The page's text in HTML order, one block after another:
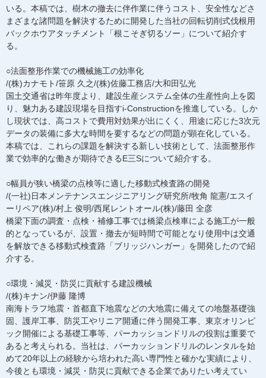
いる。本稿では、樹木の撤去に伴作業に伴うコスト、安全性などさ
まざまな諸問題を解決するために開発した当社の回転切削式伐根用
バックホウアタッチメント「根こそぎ切るソー」について紹介す
る。
○法面整形作業での機械施工の効率化
/(株)カナモト/笹原 久之/(株)佐藤工務店/大和田弘光
国土交通省は昨年度より、建設生産システム全体の生産性向上を図
り、魅力ある建設現場を目指すi-Constructionを推進している。しか
し現状では、高コストで費用対効果が出にくく、用途に応じた3次元
データの装備に多大な時間を要するなどの問題が顕在化している。
本稿では、これらの課題を解決する新しい技術として、法面整形作
業で効率的な働きが期待できるE三Sについて紹介する。
○幅員が狭い橋梁の点検等に適した移動式検査路の開発
/(一社)日本メンテナンスエンジニアリング研究所/牧角 龍憲/エスイ
ーリペア(株)/村上 俊明/西尾レントオール(株)/藤田 全彦
橋梁下面の調査・点検・補修工事では橋梁点検車による施工が一般
的となっているが、設置・撤去が短時間で可能となり使用中は交通
を解放できる移動式検査路「ブリッジハンガー」を開発したので紹
介する。
○環境・減災・防災に貢献する建設機械
/(株)キナン/伊藤 隆博
南海トラフ地震・首都直下地震などの大地震に備えての地盤基礎強
固、護岸工事、防災工やリニア開通に伴う開発工事、東京オリンピ
ック開催による基礎工事等、パーカッションドリルの役割は重要で
あると考えられる。当社は、パーカッションドリルのレンタルを始
めて20年以上の経験から培われた高い専門性と確かな実績により、
今後とも環境・減災・防災に貢献できる企業でありたい考えてい